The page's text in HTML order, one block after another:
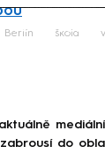
to fetch
Berlín škola
do